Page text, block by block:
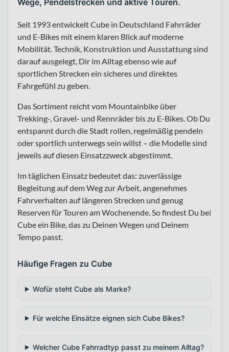
Seit 1993 entwickelt Cube in Deutschland Fahrräder
und E-Bikes mit einem klaren Blick auf moderne
Mobilität. Technik, Konstruktion und Ausstattung sind
darauf ausgelegt, Dir im Alltag ebenso wie auf
sportlichen Strecken ein sicheres und direktes
Fahrgefühl zu geben.
Das Sortiment reicht vom Mountainbike über
Trekking-, Gravel- und Rennräder bis zu E-Bikes. Ob Du
entspannt durch die Stadt rollen, regelmäßig pendeln
oder sportlich unterwegs sein willst – die Modelle sind
jeweils auf diesen Einsatzzweck abgestimmt.
Im täglichen Einsatz bedeutet das: zuverlässige
Begleitung auf dem Weg zur Arbeit, angenehmes
Fahrverhalten auf längeren Strecken und genug
Reserven für Touren am Wochenende. So findest Du bei
Cube ein Bike, das zu Deinen Wegen und Deinem
Tempo passt.
Häufige Fragen zu Cube
Wofür steht Cube als Marke?
Für welche Einsätze eignen sich Cube Bikes?
Welcher Cube Fahrradtyp passt zu meinem Alltag?